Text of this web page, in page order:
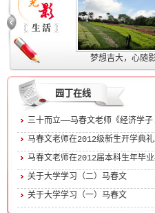
梦想吉大，心随
园丁在线
三十而立——马春文老师《经济学
马春文老师在2012级新生开学典
马春文老师在2012届本科生年毕
关于大学学习（二）马春文
关于大学学习（一）马春文